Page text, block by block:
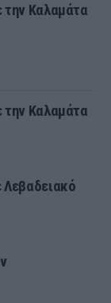
την Καλαμάτα
την Καλαμάτα
Λεβαδειακό